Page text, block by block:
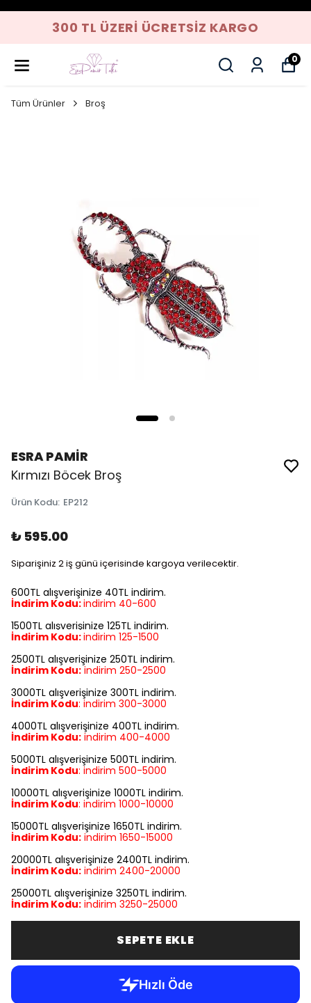
300 TL ÜZERI ÜCRETSIZ KARGO
0
Tüm Ürünler Broş
ESRA PAMİR
Kırmızı Böcek Broş
Ürün Kodu: EP212
₺ 595.00
Siparişiniz 2 iş günü içerisinde kargoya verilecektir.
600TL alışverişinize 40TL indirim.
İndirim Kodu:indirim 40-600
1500TL alışverişinize 125TL indirim.
İndirim Kodu:indirim 125-1500
2500TL alışverişinize 250TL indirim.
İndirim Kodu: indirim 250-2500
3000TL alışverişinize 300TL indirim.
İndirim Kodu: indirim 300-3000
4000TL alışverişinize 400TL indirim.
İndirim Kodu: indirim 400-4000
5000TL alışverişinize 500TL indirim.
İndirim Kodu: indirim 500-5000
10000TL alışverişinize 1000TL indirim.
İndirim Kodu: indirim 1000-10000
15000TL alışverişinize 1650TL indirim.
İndirim Kodu: indirim 1650-15000
20000TL alışverişinize 2400TL indirim.
İndirim Kodu: indirim 2400-20000
25000TL alışverişinize 3250TL indirim.
İndirim Kodu: indirim 3250-25000
SEPETE EKLE